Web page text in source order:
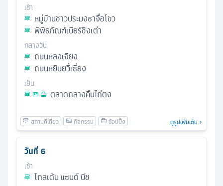
เช้า
หมู่บ้านชาวประมงซาจื่อโขว
พิพิธภัณฑ์เบียร์ชิงเต่า
กลางวัน
ถนนหลงเจียง
ถนนหยินยวี้เซี่ยง
เย็น
ตลาดกลางคืนไถ่ตง
ดูรูปเพิ่มเติม
วันที่ 6
เช้า
โกลเด้น แซนด์ บีช